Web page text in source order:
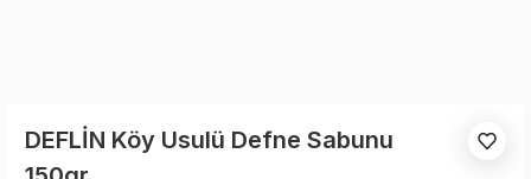
DEFLİN Köy Usulü Defne Sabunu